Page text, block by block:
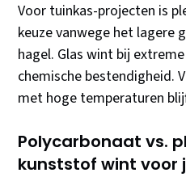
Voor tuinkas-projecten is
keuze vanwege het lagere
hagel. Glas wint bij
chemische bestendigheid.
met hoge temperaturen
Polycarbonaat vs.
kunststof wint voor